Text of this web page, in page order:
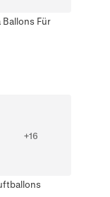
Für
+16